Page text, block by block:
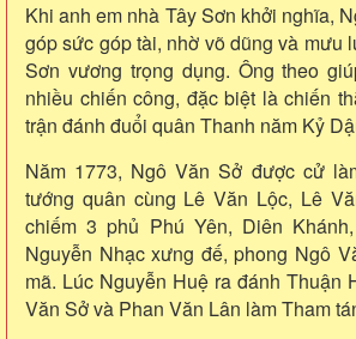
Khi anh em nhà Tây Sơn khởi nghĩa,
góp sức góp tài, nhờ võ dũng và mưu
Sơn vương trọng dụng. Ông theo
nhiều chiến công, đặc biệt là chiến
trận đánh đuổi quân Thanh năm Kỷ
Năm 1773, Ngô Văn Sở được cử
tướng quân cùng Lê Văn Lộc, Lê
chiếm 3 phủ Phú Yên, Diên
Nguyễn Nhạc xưng đế, phong Ngô
mã. Lúc Nguyễn Huệ ra đánh Thuận
Văn Sở và Phan Văn Lân làm Tham